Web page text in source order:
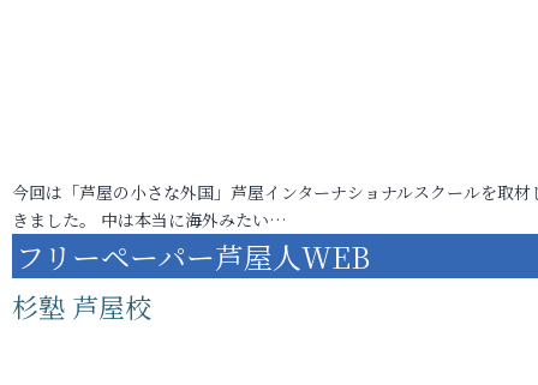
今回は「芦屋の小さな外国」芦屋インターナショナルスクールを取材
きました。 中は本当に海外みたい…
フリーペーパー芦屋人WEB
杉塾 芦屋校